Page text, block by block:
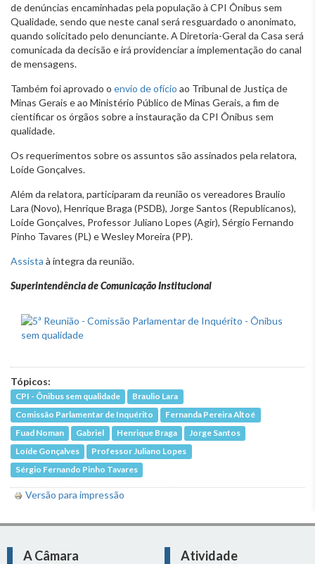
de denúncias encaminhadas pela população à CPI Ônibus sem
Qualidade, sendo que neste canal será resguardado o anonimato,
quando solicitado pelo denunciante. A Diretoria-Geral da Casa será
comunicada da decisão e irá providenciar a implementação do canal
de mensagens.
Também foi aprovado o envio de ofício ao Tribunal de Justiça de
Minas Gerais e ao Ministério Público de Minas Gerais, a fim de
cientificar os órgãos sobre a instauração da CPI Ônibus sem
qualidade.
Os requerimentos sobre os assuntos são assinados pela relatora,
Loíde Gonçalves.
Além da relatora, participaram da reunião os vereadores Braulio
Lara (Novo), Henrique Braga (PSDB), Jorge Santos (Republicanos),
Loíde Gonçalves, Professor Juliano Lopes (Agir), Sérgio Fernando
Pinho Tavares (PL) e Wesley Moreira (PP).
Assista à íntegra da reunião.
Superintendência de Comunicação Institucional
Tópicos:
CPI - Ônibus sem qualidade
Braulio Lara
Comissão Parlamentar de Inquérito
Fernanda Pereira Altoé
Fuad Noman
Gabriel Henrique Braga
Jorge Santos
Loíde Gonçalves
Professor Juliano Lopes
Sérgio Fernando Pinho Tavares
Versão para impressão
A Câmara
Atividade